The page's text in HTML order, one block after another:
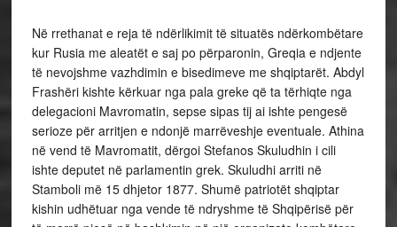
Në rrethanat e reja të ndërlikimit të situatës ndërkombëtare
kur Rusia me aleatët e saj po përparonin, Greqia e ndjente
të nevojshme vazhdimin e bisedimeve me shqiptarët. Abdyl
Frashëri kishte kërkuar nga pala greke që ta tërhiqte nga
delegacioni Mavromatin, sepse sipas tij ai ishte pengesë
serioze për arritjen e ndonjë marrëveshje eventuale. Athina
në vend të Mavromatit, dërgoi Stefanos Skuludhin i cili
ishte deputet në parlamentin grek. Skuludhi arriti në
Stamboli më 15 dhjetor 1877. Shumë patriotët shqiptar
kishin udhëtuar nga vende të ndryshme të Shqipërisë për